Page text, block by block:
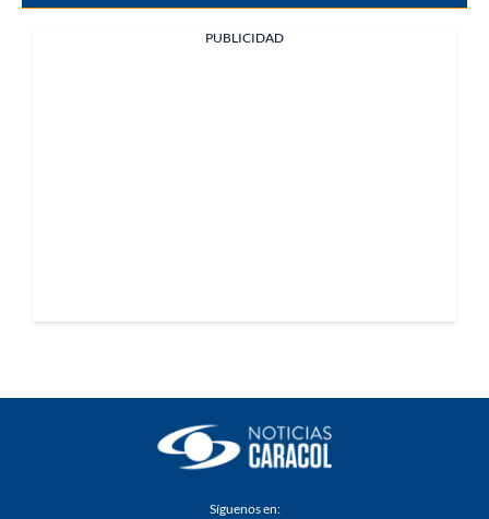
PUBLICIDAD
Síguenos en: